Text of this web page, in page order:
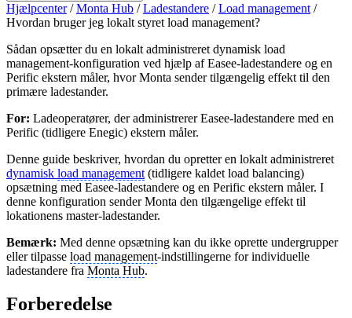
Hjælpcenter / Monta Hub / Ladestandere / Load management /
Hvordan bruger jeg lokalt styret load management?
Sådan opsætter du en lokalt administreret dynamisk load
management-konfiguration ved hjælp af Easee-ladestandere og en
Perific ekstern måler, hvor Monta sender tilgængelig effekt til den
primære ladestander.
For: Ladeoperatører, der administrerer Easee-ladestandere med en
Perific (tidligere Enegic) ekstern måler.
Denne guide beskriver, hvordan du opretter en lokalt administreret
dynamisk load management (tidligere kaldet load balancing)
opsætning med Easee-ladestandere og en Perific ekstern måler. I
denne konfiguration sender Monta den tilgængelige effekt til
lokationens master-ladestander.
Bemærk: Med denne opsætning kan du ikke oprette undergrupper
eller tilpasse load management-indstillingerne for individuelle
ladestandere fra Monta Hub.
Forberedelse